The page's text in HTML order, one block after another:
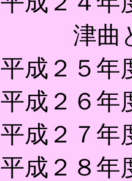
津
平成２５年
平成２６年
平成２７年
平成２８年